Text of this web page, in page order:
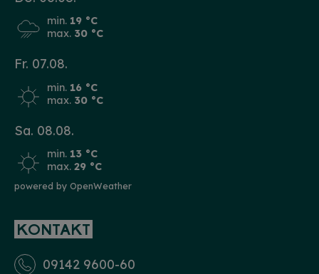
min. 19 °C
max. 30 °C
Fr. 07.08.
min. 16 °C
max. 30 °C
Sa. 08.08.
min. 13 °C
max. 29 °C
powered by OpenWeather
KONTAKT
09142 9600-60